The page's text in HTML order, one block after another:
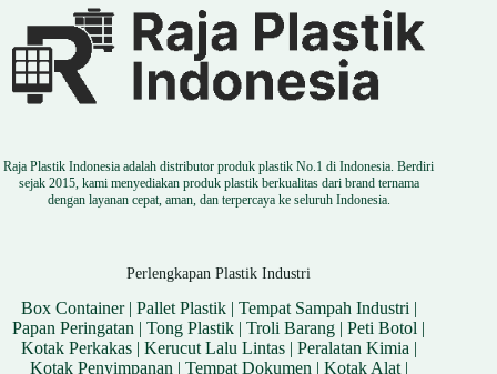
Raja Plastik Indonesia adalah distributor produk plastik No.1 di Indonesia. Berdiri
sejak 2015, kami menyediakan produk plastik berkualitas dari brand ternama
dengan layanan cepat, aman, dan terpercaya ke seluruh Indonesia.
Perlengkapan Plastik Industri
Box Container| Pallet Plastik| Tempat Sampah Industri |
Papan Peringatan |Tong Plastik |Troli Barang |Peti Botol |
Kotak Perkakas| Kerucut Lalu Lintas| Peralatan Kimia |
Kotak Penyimpanan | Tempat Dokumen | Kotak Alat|